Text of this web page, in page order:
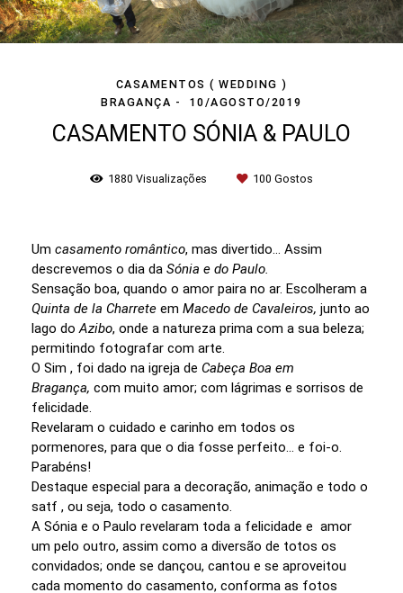
CASAMENTOS ( WEDDING )
BRAGANÇA
10/AGOSTO/2019
CASAMENTO SÓNIA & PAULO
1880 Visualizações 100 Gostos
Um casamento romântico, mas divertido... Assim
descrevemos o dia da Sónia e do Paulo.
Sensação boa, quando o amor paira no ar. Escolheram a
Quinta de la Charrete em Macedo de Cavaleiros, junto ao
lago do Azibo, onde a natureza prima com a sua beleza;
permitindo fotografar com arte.
O Sim , foi dado na igreja de Cabeça Boa em
Bragança, com muito amor; com lágrimas e sorrisos de
felicidade.
Revelaram o cuidado e carinho em todos os
pormenores, para que o dia fosse perfeito... e foi-o.
Parabéns!
Destaque especial para a decoração, animação e todo o
satf , ou seja, todo o casamento.
A Sónia e o Paulo revelaram toda a felicidade e amor
um pelo outro, assim como a diversão de totos os
convidados; onde se dançou, cantou e se aproveitou
cada momento do casamento, conforma as fotos